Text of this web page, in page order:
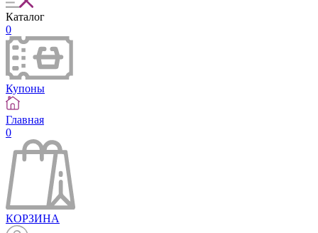
Каталог
0
Купоны
Главная
0
КОРЗИНА